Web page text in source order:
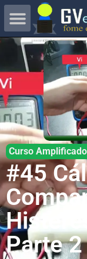
Curso
#45
Parte 2